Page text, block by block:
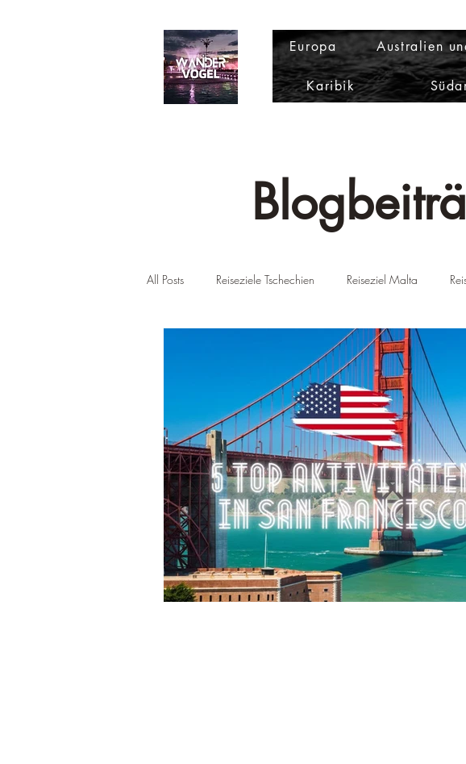
Europa Australien
Karibik
All Posts Reiseziele Tschechien Reiseziel Malta
Reiseziel Slowenien Reiseziele
Reiseziel Belgien Reiseziel Norwegen Reiseziel
Reiseziel Schottland Reiseziel Rheinland-Pfalz
Reiseziele Kolumbien Reiseziele Thailand